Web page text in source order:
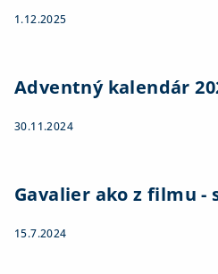
1.12.2025
Adventný kalendár
30.11.2024
Gavalier ako z filmu -
15.7.2024